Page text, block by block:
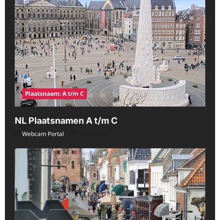
Plaatsnaam: A t/m C
NL Plaatsnamen A t/m C
Webcam Portal